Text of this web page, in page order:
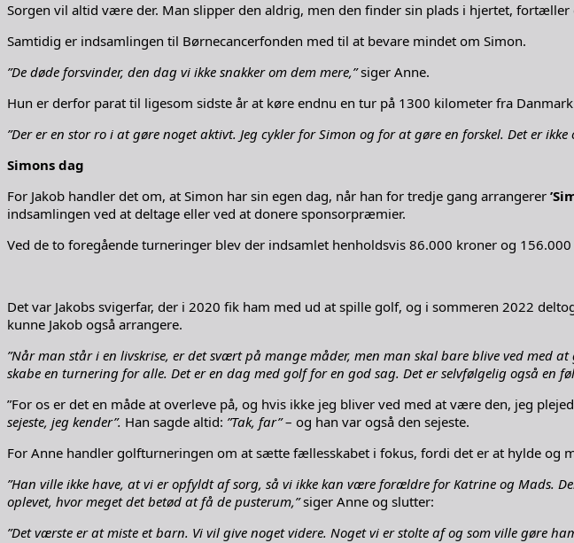
Sorgen vil altid være der. Man slipper den aldrig, men den finder sin plads i hjertet,
Samtidig er indsamlingen til Børnecancerfonden med til at bevare mindet om Simon.
”De døde forsvinder, den dag vi ikke snakker om dem mere,”siger Anne.
Hun er derfor parat til ligesom sidste år at køre endnu en tur på 1300 kilometer fra
”Der er en stor ro i at gøre noget aktivt. Jeg cykler for Simon og for at gøre en forskel. Det er
Simons dag
For Jakob handler det om, at Simon har sin egen dag, når han for tredje gang arrangerer
indsamlingen ved at deltage eller ved at donere sponsorpræmier.
Ved de to foregående turneringer blev der indsamlet henholdsvis 86.000 kroner og
Det var Jakobs svigerfar, der i 2020 fik ham med ud at spille golf, og i sommeren 2022
kunne Jakob også arrangere.
”Når man står i en livskrise, er det svært på mange måder, men man skal bare blive ved med
skabe en turnering for alle. Det er en dag med golf for en god sag. Det er selvfølgelig også en
”For os er det en måde at overleve på, og hvis ikke jeg bliver ved med at være den, jeg
sejeste, jeg kender”. Han sagde altid: ”Tak, far”– og han var også den sejeste.
For Anne handler golfturneringen om at sætte fællesskabet i fokus, fordi det er at hylde og
”Han ville ikke have, at vi er opfyldt af sorg, så vi ikke kan være forældre for Katrine og Mads.
oplevet, hvor meget det betød at få de pusterum,”siger Anne og slutter:
”Det værste er at miste et barn. Vi vil give noget videre. Noget vi er stolte af og som ville gøre